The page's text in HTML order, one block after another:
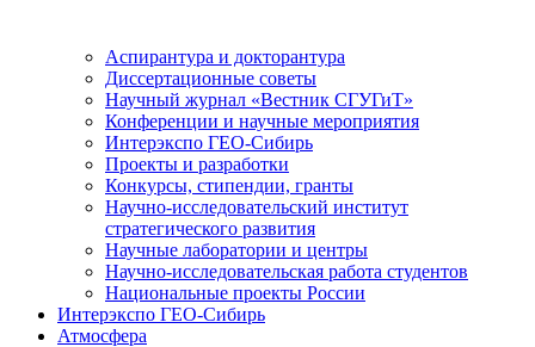
Аспирантура и докторантура
Диссертационные советы
Научный журнал «Вестник СГУГиТ»
Конференции и научные мероприятия
Интерэкспо ГЕО-Сибирь
Проекты и разработки
Конкурсы, стипендии, гранты
Научно-исследовательский институт
стратегического развития
Научные лаборатории и центры
Научно-исследовательская работа студентов
Национальные проекты России
Интерэкспо ГЕО-Сибирь
Атмосфера